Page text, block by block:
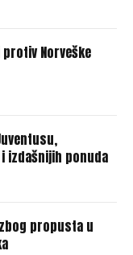
Norveške
izdašnijih ponuda
zbog propusta u